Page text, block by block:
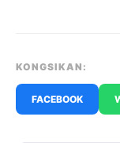
KONGSIKAN:
FACEBOOK